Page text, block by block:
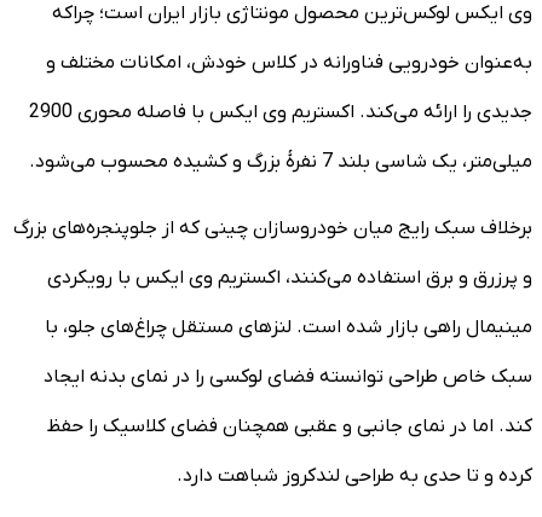
وی ایکس لوکس‌ترین محصول مونتاژی بازار ایران است؛ چراکه
به‌عنوان خودرویی فناورانه در کلاس خودش، امکانات مختلف و
جدیدی را ارائه می‌کند. اکستریم وی ایکس با فاصله محوری 2900
میلی‌متر، یک شاسی بلند 7 نفرۀ بزرگ و کشیده محسوب می‌شود.
برخلاف سبک رایج میان خودروسازان چینی که از جلوپنجره‌های بزرگ
و پرزرق و برق استفاده می‌کنند، اکستریم وی ایکس با رویکردی
مینیمال راهی بازار شده است. لنزهای مستقل چراغ‌های جلو، با
سبک خاص طراحی توانسته فضای لوکسی را در نمای بدنه ایجاد
کند. اما در نمای جانبی و عقبی همچنان فضای کلاسیک را حفظ
کرده و تا حدی به طراحی لندکروز شباهت دارد.